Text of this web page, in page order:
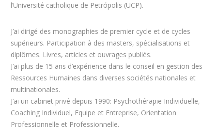
l’Université catholique de Petrópolis (UCP).
J’ai dirigé des monographies de premier cycle et de cycles
supérieurs. Participation à des masters, spécialisations et
diplômes. Livres, articles et ouvrages publiés.
J’ai plus de 15 ans d’expérience dans le conseil en gestion des
Ressources Humaines dans diverses sociétés nationales et
multinationales.
J’ai un cabinet privé depuis 1990: Psychothérapie Individuelle,
Coaching Individuel, Equipe et Entreprise, Orientation
Professionnelle et Professionnelle.